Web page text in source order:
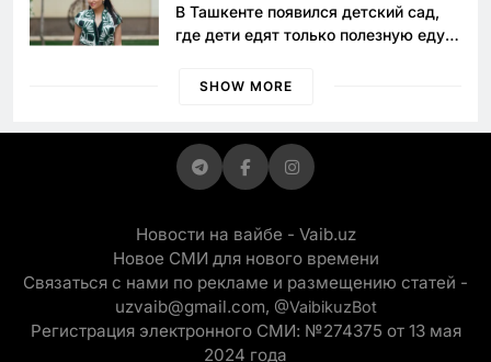
В Ташкенте появился детский сад,
где дети едят только полезную еду.
просить «кашу без сахара»
SHOW MORE
Новости на вайбе - Vaib.uz
Новое СМИ для нового времени
Связаться с нами по рекламе и размещению статей -
uzvaib@gmail.com, @VaibikuzBot
Регистрация электронного СМИ: №274375 от 13 мая
2024 года